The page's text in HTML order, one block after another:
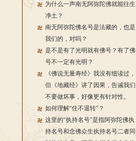
为什么一声南无阿弥陀佛就能往生
净土？
南无阿弥陀佛名号是法藏的，也是
我们的，对吗？
是不是有了光明就有佛号？有了佛
号不一定有光明？
《佛说无量寿经》我没有细读过，
但《地藏经》讲了因果，告诫我们
不要做坏事，好像更有针对性。
如何理解“住不退转”？
这里的“执持名号”是指阿弥陀佛执
持名号和念佛众生执持名号二者同